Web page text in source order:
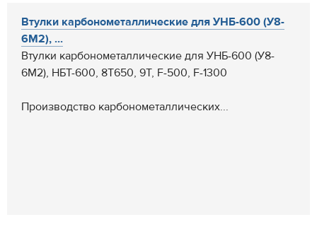
Втулки карбонометаллические для УНБ-600 (У8-
6М2), ...
Втулки карбонометаллические для УНБ-600 (У8-
6М2), НБТ-600, 8Т650, 9Т, F-500, F-1300
Производство карбонометаллических...